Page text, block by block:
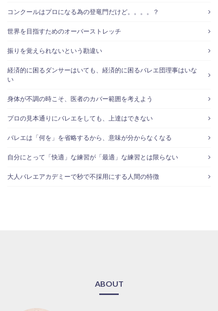
コンクールはプロになる為の登竜門だけど。。。。？
世界を目指すためのオーバーストレッチ
振りを覚えられないという勘違い
経済的に困るダンサーはいても、経済的に困るバレエ団理事はいな
い
身体が不調の時こそ、医者のカバー範囲を考えよう
プロの見本通りにバレエをしても、上達はできない
バレエは「何を」を省略するから、意味が分からなくなる
自分にとって「快適」な練習が「最適」な練習とは限らない
大人バレエアカデミーで秒で不採用にする人間の特徴
ABOUT